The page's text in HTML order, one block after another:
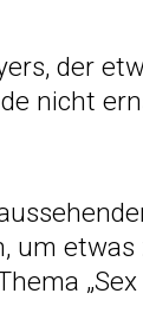
der
nicht
um
„Sex